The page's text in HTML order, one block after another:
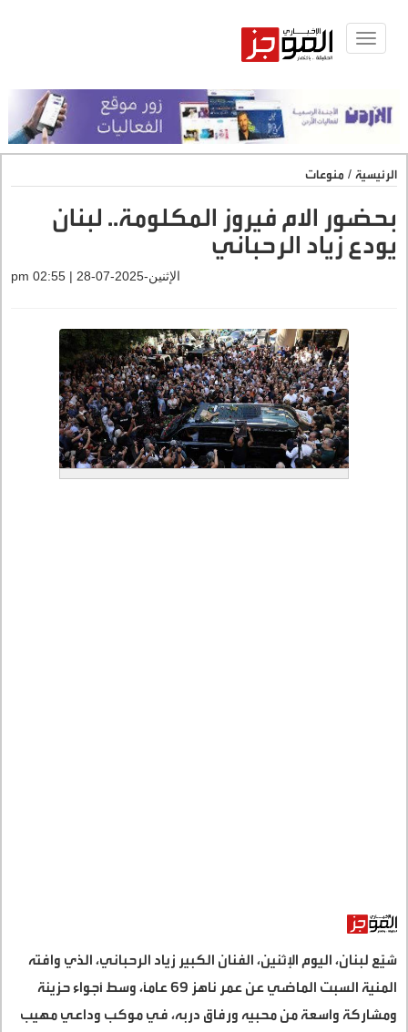
Toggle
الرئيسية / منوعات
بحضور الام فيروز المكلومة.. لبنان
يودع زياد الرحباني
الإثنين-2025-07-28 | 02:55 pm
شيّع لبنان، اليوم الإثنين، الفنان الكبير زياد الرحباني، الذي وافته
المنية السبت الماضي عن عمر ناهز 69 عامًا، وسط أجواء حزينة
ومشاركة واسعة من محبيه ورفاق دربه، في موكب وداعي مهيب